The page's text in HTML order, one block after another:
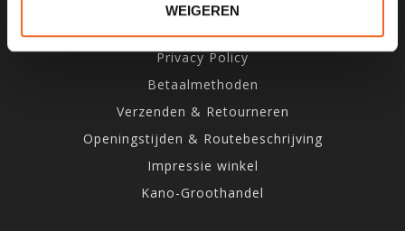
WEIGEREN
Privacy Policy
Betaalmethoden
Verzenden & Retourneren
Openingstijden & Routebeschrijving
Impressie winkel
Kano-Groothandel